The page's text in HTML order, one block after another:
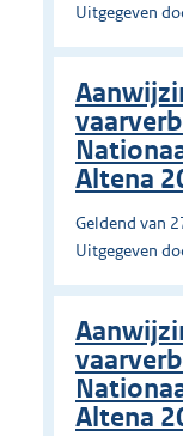
Uitgegeven
Altena
Geldend van
Uitgegeven
Altena